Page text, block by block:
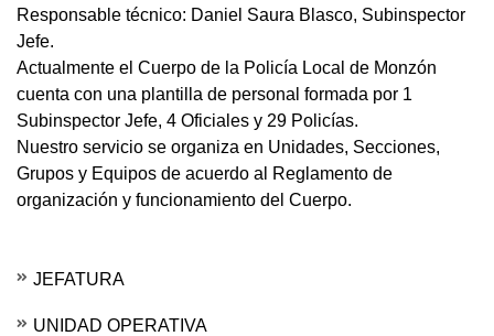
Responsable técnico: Daniel Saura Blasco, Subinspector
Jefe.
Actualmente el Cuerpo de la Policía Local de Monzón
cuenta con una plantilla de personal formada por 1
Subinspector Jefe, 4 Oficiales y 29 Policías.
Nuestro servicio se organiza en Unidades, Secciones,
Grupos y Equipos de acuerdo al Reglamento de
organización y funcionamiento del Cuerpo.
JEFATURA
UNIDAD OPERATIVA